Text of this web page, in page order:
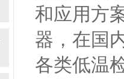
和应用方
器，在
各类低温